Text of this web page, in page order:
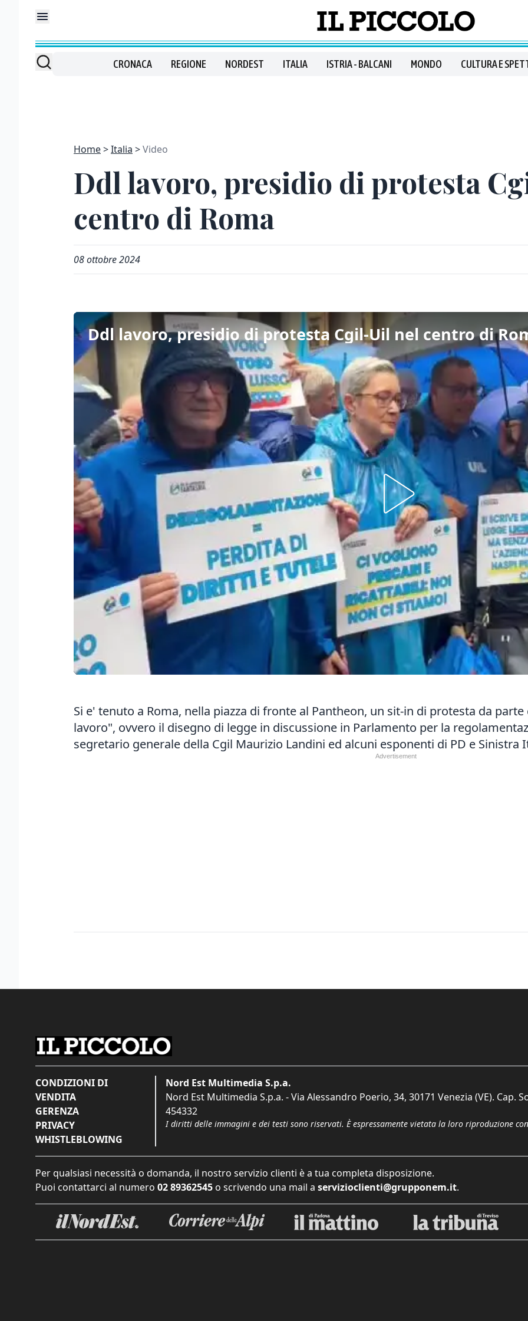
CRONACA REGIONE NORDEST ITALIA ISTRIA - BALCANI MONDO CULTURA E
Home Italia Video
Ddl lavoro, presidio di protesta
centro di Roma
08 ottobre 2024
Ddl lavoro, presidio di protesta Cgil-Uil nel centro di
Si e' tenuto a Roma, nella piazza di fronte al Pantheon, un sit-in di protesta da
lavoro", ovvero il disegno di legge in discussione in Parlamento per la
segretario generale della Cgil Maurizio Landini ed alcuni esponenti di PD e Sinistra
CONDIZIONI DI
VENDITA
GERENZA
PRIVACY
WHISTLEBLOWING
Nord Est Multimedia S.p.a.
Nord Est Multimedia S.p.a. - Via Alessandro Poerio, 34, 30171 Venezia (VE). Cap.
454332
I diritti delle immagini e dei testi sono riservati. È espressamente vietata la loro riproduzione
Per qualsiasi necessità o domanda, il nostro servizio clienti è a tua completa disposizione.
Puoi contattarci al numero 02 89362545 o scrivendo una mail a servizioclienti@grupponem.it.